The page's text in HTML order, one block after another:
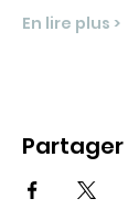
En lire plus >